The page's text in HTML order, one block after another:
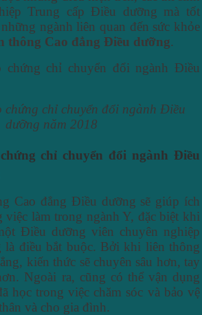
Trung cấp Điều dưỡng mà tốt
ngành liên quan đến sức khỏe
thông Cao đẳng Điều dưỡng.
chỉ chuyển đổi ngành Điều
dưỡng năm 2018
chỉ chuyển đổi ngành Điều
Cao đẳng Điều dưỡng sẽ giúp ích
việc làm trong ngành Y, đặc biệt khi
Điều dưỡng viên chuyên nghiệp
là điều bắt buộc. Bởi khi liên thông
kiến thức sẽ chuyên sâu hơn, tay
Ngoài ra, cũng có thể vận dụng
học trong việc chăm sóc và bảo vệ
và cho gia đình.